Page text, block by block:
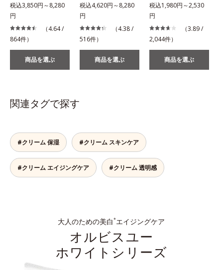
税込3,850円～8,280
円
（4.64 /
864件）
商品を選ぶ
税込4,620円～8,280
円
（4.38 /
516件）
商品を選ぶ
税込1,980円～2,530
円
（3.89 /
2,044件）
商品を選ぶ
関連タグで探す
#クリーム 保湿 #クリーム スキンケア
#クリーム エイジングケア #クリーム 透明感
大人のための美白*エイジングケア
オルビスユー
ホワイトシリーズ